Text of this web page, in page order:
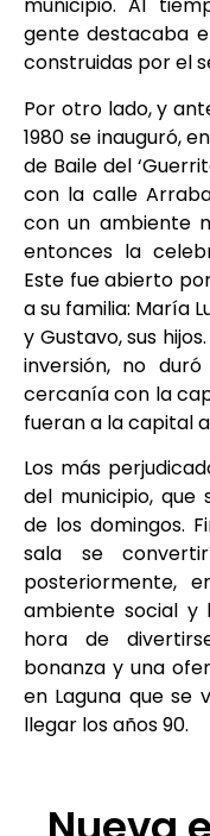
municipio. Al
gente destacaba
construidas por el
Por otro lado, y
1980 se inauguró,
de Baile del
con la calle
con un ambiente
entonces la
Este fue abierto
a su familia: María
y Gustavo, sus
inversión, no
cercanía con la
fueran a la capital
Los más
del municipio, que
de los domingos.
sala se
posteriormente,
ambiente social y
hora de
bonanza y una
en Laguna que se
llegar los años 90.